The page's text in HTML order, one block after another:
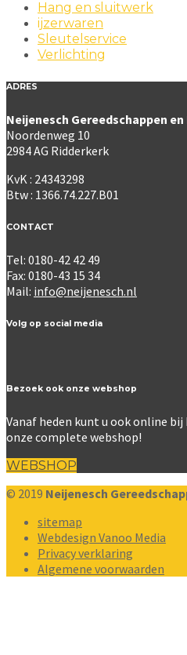
Hang en sluitwerk
ijzerwaren
Sleutelservice
Verlichting
ADRES
Neijenesch Gereedschappen
Noordenweg 10
2984 AG Ridderkerk
KvK : 24343298
Btw : 1366.74.227.B01
CONTACT
Tel: 0180-42 42 49
Fax: 0180-43 15 34
Mail: info@neijenesch.nl
Volg op social media
Bezoek ook onze webshop
Vanaf heden kunt u ook online
onze complete webshop!
WEBSHOP
© 2019 Neijenesch
sitemap
Webdesign Vanoo Media
Privacy verklaring
Algemene voorwaarden